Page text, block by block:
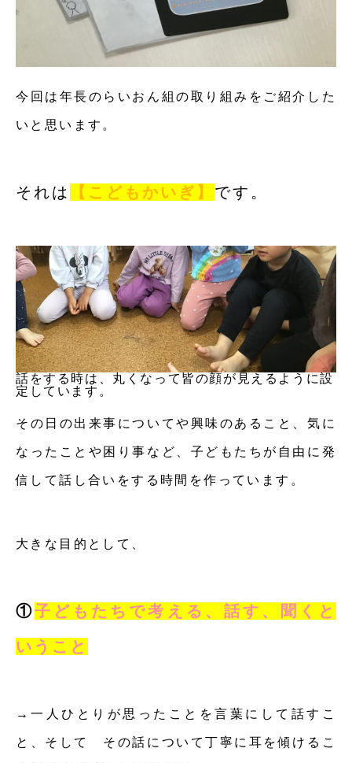
今回は年長のらいおん組の取り組みをご紹介した
いと思います。
それは 【こどもかいぎ】 です。
話をする時は、丸くなって皆の顔が見えるように設
定しています。
その日の出来事についてや興味のあること、気に
なったことや困り事など、子どもたちが自由に発
信して話し合いをする時間を作っています。
大きな目的として、
①子どもたちで考える、話す、聞くと
いうこと
→一人ひとりが思ったことを言葉にして話すこ
と、そして その話について丁寧に耳を傾けるこ